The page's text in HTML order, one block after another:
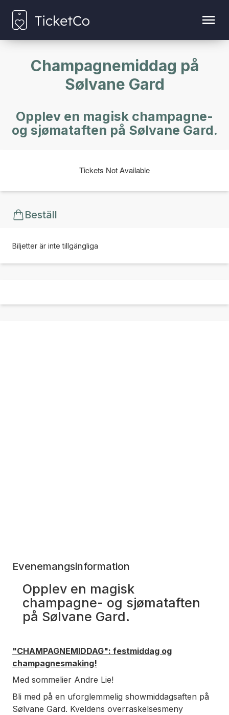
Champagnemiddag på
Sølvane Gard
Opplev en magisk champagne-
og sjømataften på Sølvane Gard.
Tickets Not Available
Beställ
Biljetter är inte tillgängliga
Evenemangsinformation
Opplev en magisk
champagne- og sjømataften
på Sølvane Gard.
"CHAMPAGNEMIDDAG": festmiddag og
champagnesmaking!
Med sommelier Andre Lie!
Bli med på en uforglemmelig showmiddagsaften på
Sølvane Gard. Kveldens overraskelsesmeny